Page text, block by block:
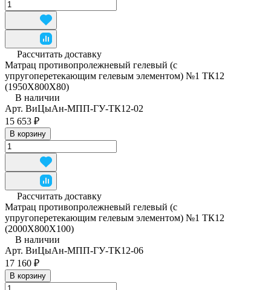
Рассчитать доставку
Матрац противопролежневый гелевый (с
упругоперетекающим гелевым элементом) №1 ТК12
(1950Х800Х80)
В наличии
Арт. ВиЦыАн-МПП-ГУ-ТК12-02
15 653 ₽
В корзину
Рассчитать доставку
Матрац противопролежневый гелевый (с
упругоперетекающим гелевым элементом) №1 ТК12
(2000Х800Х100)
В наличии
Арт. ВиЦыАн-МПП-ГУ-ТК12-06
17 160 ₽
В корзину